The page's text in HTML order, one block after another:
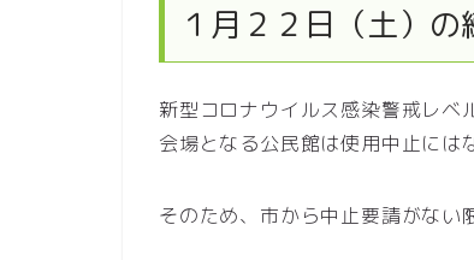
１月２２日（土）
新型コロナウイルス感染警戒レベ
会場となる公民館は使用中止には
そのため、市から中止要請がない